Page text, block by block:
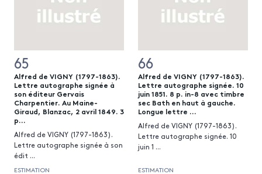
65
Alfred de VIGNY (1797-1863).
Lettre autographe signée à
son éditeur Gervais
Charpentier. Au Maine-
Giraud, Blanzac, 2 avril 1849. 3
p...
Alfred de VIGNY (1797-1863).
Lettre autographe signée à son
édit ...
ESTIMATION
66
Alfred de VIGNY (1797-1863).
Lettre autographe signée. 10
juin 1851. 8 p. in-8 avec timbre
sec Bath en haut à gauche.
Longue lettre ...
Alfred de VIGNY (1797-1863).
Lettre autographe signée. 10
juin 1 ...
ESTIMATION